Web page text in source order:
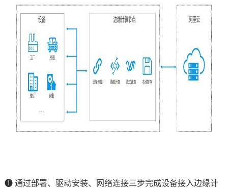
❶ 通过部署、驱动安装、 网络连接三步完成设备接入边缘计